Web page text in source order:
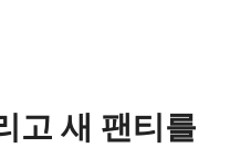
고 새 팬티를